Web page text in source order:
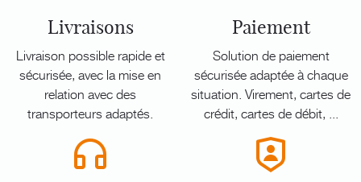
Livraisons
Livraison possible rapide et
sécurisée, avec la mise en
relation avec des
transporteurs adaptés.
Paiement
Solution de paiement
sécurisée adaptée à chaque
situation. Virement, cartes de
crédit, cartes de débit, ...